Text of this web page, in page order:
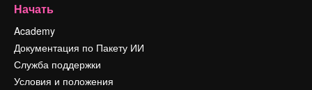
Начать
Academy
Документация по Пакету ИИ
Служба поддержки
Условия и положения